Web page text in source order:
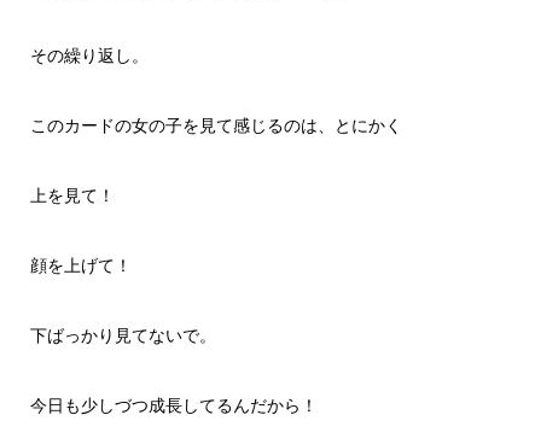
その繰り返し。
このカードの女の子を見て感じるのは、とにかく
上を見て！
顔を上げて！
下ばっかり見てないで。
今日も少しづつ成長してるんだから！